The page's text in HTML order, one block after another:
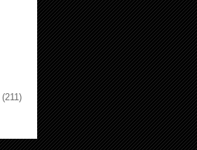
(211)